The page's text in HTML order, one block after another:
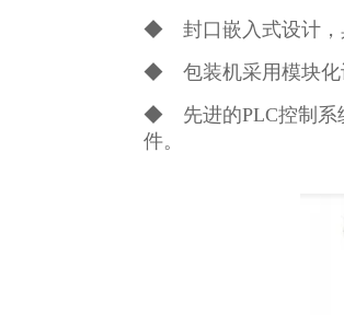
◆ 封口嵌入式设计，
◆ 包装机采用模块化
◆ 先进的PLC控制系
件。